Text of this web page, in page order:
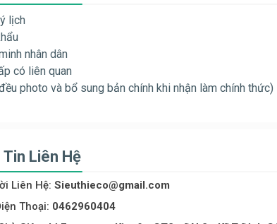
lịch
nhân dân
có liên quan
photo và bổ sung bản chính khi nhận làm chính thức)
Liên Hệ
Liên Hệ: Sieuthieco@gmail.com
Thoại: 0462960404